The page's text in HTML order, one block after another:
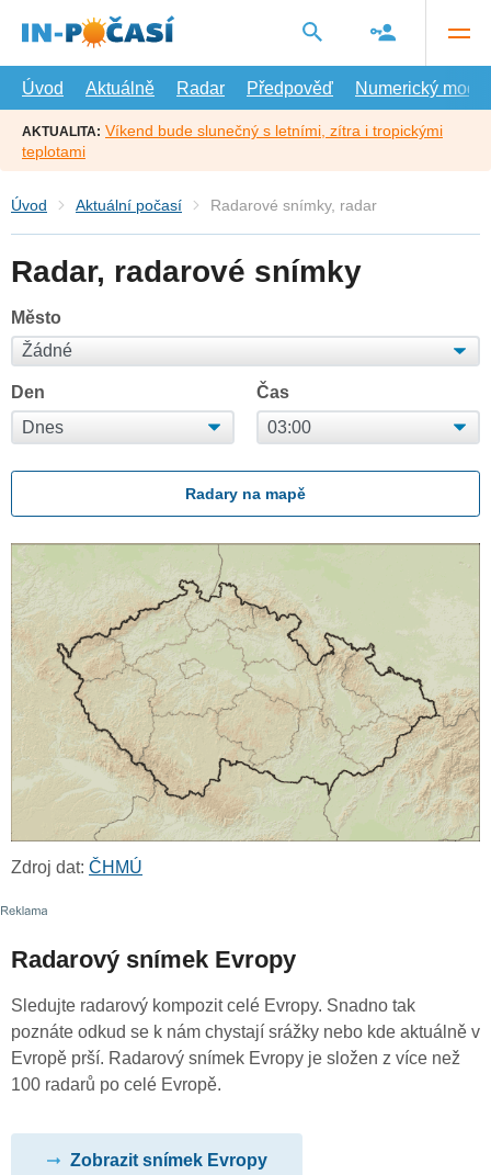
hlavní
Úvod
Aktuálně Radar Předpověď Numerický model
AKTUALITA: Víkend bude slunečný s letními, zítra i tropickými
teplotami
Úvod Aktuální počasí Radarové snímky, radar
Radar, radarové snímky
Město
Den Čas
Radary na mapě
Zdroj dat: ČHMÚ
Radarový snímek Evropy
Sledujte radarový kompozit celé Evropy. Snadno tak
poznáte odkud se k nám chystají srážky nebo kde aktuálně v
Evropě prší. Radarový snímek Evropy je složen z více než
100 radarů po celé Evropě.
Zobrazit snímek Evropy